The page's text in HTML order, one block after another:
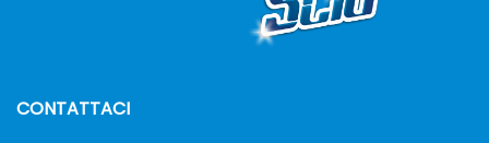
CONTATTACI